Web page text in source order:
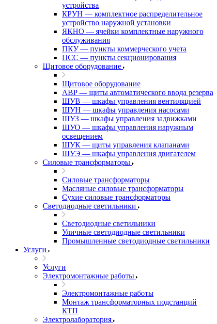
устройства
КРУН — комплектное распределительное
устройство наружной установки
ЯКНО — ячейки комплектные наружного
обслуживания
ПКУ — пункты коммерческого учета
ПСС — пункты секционирования
Щитовое оборудование
Щитовое оборудование
АВР — щиты автоматического ввода резерва
ШУВ — шкафы управления вентиляцией
ШУН — шкафы управления насосами
ШУЗ — шкафы управления задвижками
ШУО — шкафы управления наружным
освещением
ШУК — щиты управления клапанами
ШУЭ — шкафы управления двигателем
Силовые трансформаторы
Силовые трансформаторы
Масляные силовые трансформаторы
Сухие силовые трансформаторы
Светодиодные светильники
Светодиодные светильники
Уличные светодиодные светильники
Промышленные светодиодные светильники
Услуги
Услуги
Электромонтажные работы
Электромонтажные работы
Монтаж трансформаторных подстанций
КТП
Электролаборатория